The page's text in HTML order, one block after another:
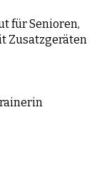
für Senioren,
Zusatzgeräten